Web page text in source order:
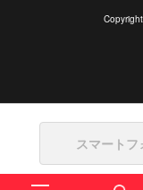
スマートフ